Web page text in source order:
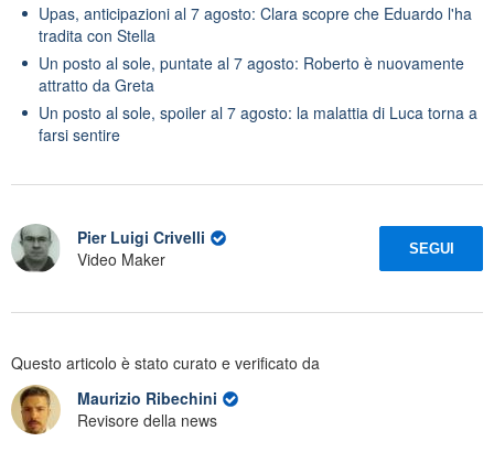
Upas, anticipazioni al 7 agosto: Clara scopre che Eduardo l'ha
tradita con Stella
Un posto al sole, puntate al 7 agosto: Roberto è nuovamente
attratto da Greta
Un posto al sole, spoiler al 7 agosto: la malattia di Luca torna a
farsi sentire
Pier Luigi Crivelli
Video Maker
SEGUI
Questo articolo è stato curato e verificato da
Maurizio Ribechini
Revisore della news